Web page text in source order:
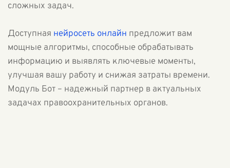
сложных задач.
Доступная нейросеть онлайн предложит вам
мощные алгоритмы, способные обрабатывать
информацию и выявлять ключевые моменты,
улучшая вашу работу и снижая затраты времени.
Модуль Бот – надежный партнер в актуальных
задачах правоохранительных органов.